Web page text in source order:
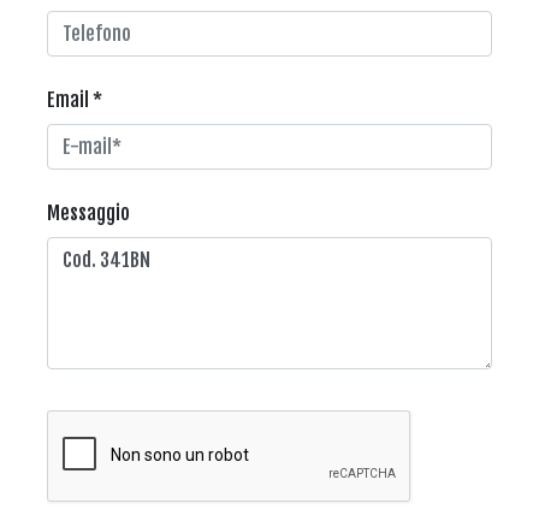
Email *
Messaggio